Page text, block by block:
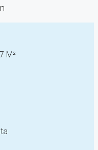
M²